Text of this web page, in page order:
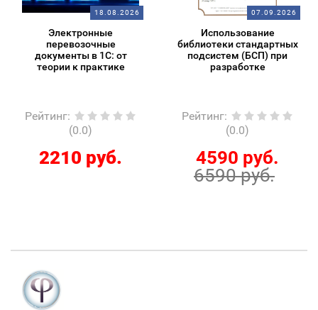
18.08.2026
Электронные
перевозочные
документы в 1С: от
теории к практике
Рейтинг:
(0.0)
2210 руб.
07.09.2026
Использование
библиотеки стандартных
подсистем (БСП) при
разработке
Рейтинг:
(0.0)
4590 руб.
6590 руб.